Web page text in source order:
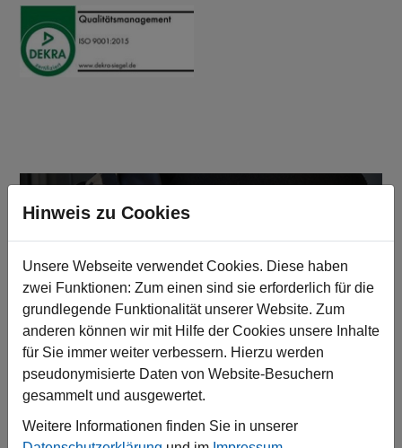
EINBRUCHMELDEANLAGEN
Hinweis zu Cookies
Unsere Webseite verwendet Cookies. Diese haben
zwei Funktionen: Zum einen sind sie erforderlich für die
grundlegende Funktionalität unserer Website. Zum
anderen können wir mit Hilfe der Cookies unsere Inhalte
für Sie immer weiter verbessern. Hierzu werden
pseudonymisierte Daten von Website-Besuchern
gesammelt und ausgewertet.
Weitere Informationen finden Sie in unserer